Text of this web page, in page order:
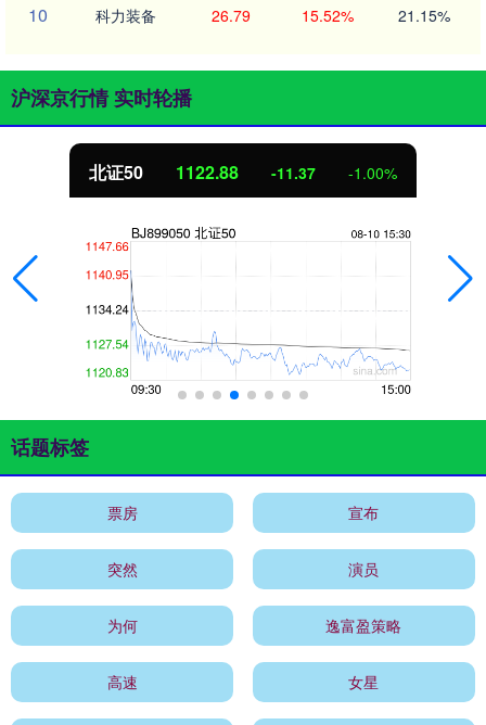
10 科力装备 26.79 15.52% 21.15%
沪深京行情 实时轮播
北证50 1122.88 -11.37 -1.00%
话题标签
票房 宣布
突然 演员
为何 逸富盈策略
高速 女星